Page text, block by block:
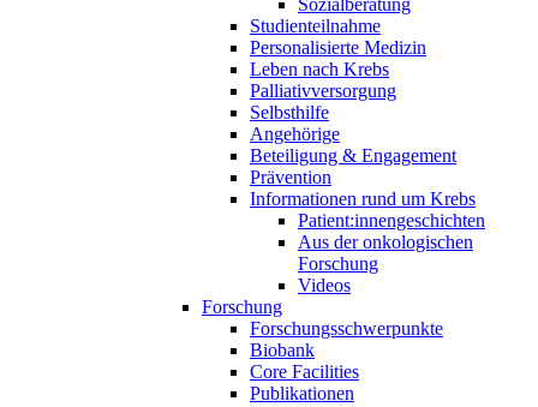
Sozialberatung
Studienteilnahme
Personalisierte Medizin
Leben nach Krebs
Palliativversorgung
Selbsthilfe
Angehörige
Beteiligung & Engagement
Prävention
Informationen rund um Krebs
Patient:innengeschichten
Aus der onkologischen
Forschung
Videos
Forschung
Forschungsschwerpunkte
Biobank
Core Facilities
Publikationen